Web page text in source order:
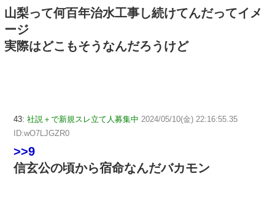
山梨って何百年治水工事し続けてんだってイメ
ージ
実際はどこもそうなんだろうけど
43: 社説＋で新規スレ立て人募集中 2024/05/10(金) 22:16:55.35
ID:wO7LJGZR0
>>9
信玄公の頃から宿命なんだバカモン